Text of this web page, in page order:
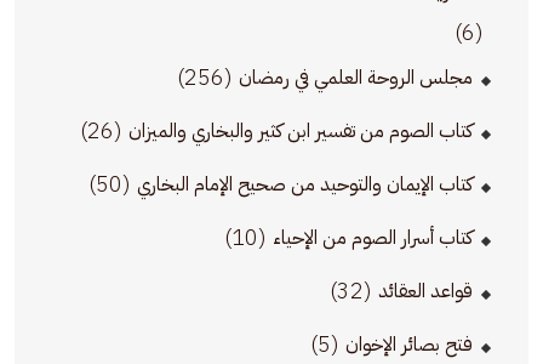
(6)
مجلس الروحة العلمي في رمضان (256)
كتاب الصوم من تفسير ابن كثير والبخاري والميزان (26)
كتاب الإيمان والتوحيد من صحيح الإمام البخاري (50)
كتاب أسرار الصوم من الإحياء (10)
قواعد العقائد (32)
فتح بصائر الإخوان (5)